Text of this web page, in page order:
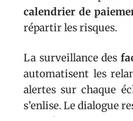
calendrier de
répartir les risques.
La surveillance des
automatisent les
alertes sur chaque
s’enlise. Le dialogue